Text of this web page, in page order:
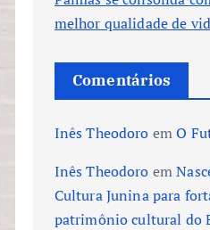
melhor qualidade de
Comentários
Inês Theodoro emO
Inês Theodoro em
Cultura Junina para
patrimônio cultural do